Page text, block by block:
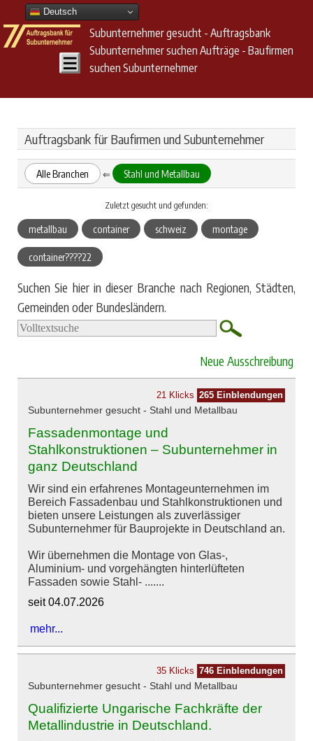
Deutsch
Subunternehmer gesucht - Auftragsbank
Subunternehmer suchen Aufträge - Baufirmen
suchen Subunternehmer
Auftragsbank für Baufirmen und Subunternehmer
Alle Branchen ⇐ Stahl und Metallbau
Zuletzt gesucht und gefunden:
metallbau container schweiz montage
container????22
Suchen Sie hier in dieser Branche nach Regionen, Städten,
Gemeinden oder Bundesländern.
Neue Ausschreibung
21 Klicks 265 Einblendungen
Subunternehmer gesucht - Stahl und Metallbau
Fassadenmontage und
Stahlkonstruktionen – Subunternehmer in
ganz Deutschland
Wir sind ein erfahrenes Montageunternehmen im
Bereich Fassadenbau und Stahlkonstruktionen und
bieten unsere Leistungen als zuverlässiger
Subunternehmer für Bauprojekte in Deutschland an.
Wir übernehmen die Montage von Glas-,
Aluminium- und vorgehängten hinterlüfteten
Fassaden sowie Stahl- .......
seit 04.07.2026
mehr...
35 Klicks 746 Einblendungen
Subunternehmer gesucht - Stahl und Metallbau
Qualifizierte Ungarische Fachkräfte der
Metallindustrie in Deutschland.